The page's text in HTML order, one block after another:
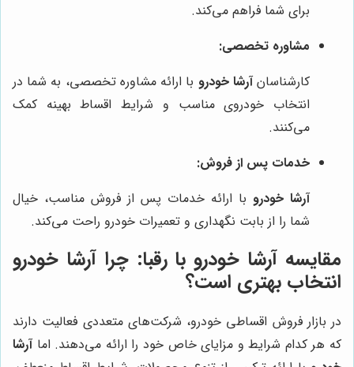
برای شما فراهم می‌کند.
مشاوره تخصصی:
کارشناسانآرشا خودرو با ارائه مشاوره تخصصی، به شما در
انتخاب خودروی مناسب و شرایط اقساط بهینه کمک
می‌کنند.
خدمات پس از فروش:
آرشا خودرو با ارائه خدمات پس از فروش مناسب، خیال
شما را از بابت نگهداری و تعمیرات خودرو راحت می‌کند.
مقایسه آرشا خودرو با رقبا: چرا آرشا خودرو
انتخاب بهتری است؟
در بازار فروش اقساطی خودرو، شرکت‌های متعددی فعالیت دارند
که هر کدام شرایط و مزایای خاص خود را ارائه می‌دهند. اماآرشا